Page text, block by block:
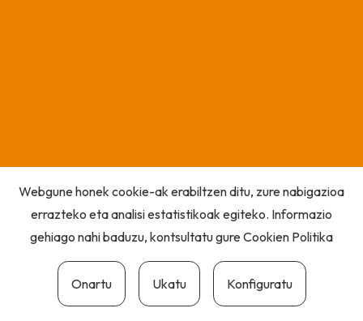
Webgune honek cookie-ak erabiltzen ditu, zure nabigazioa
errazteko eta analisi estatistikoak egiteko. Informazio
gehiago nahi baduzu, kontsultatu gureCookien Politika
Onartu Ukatu Konfiguratu